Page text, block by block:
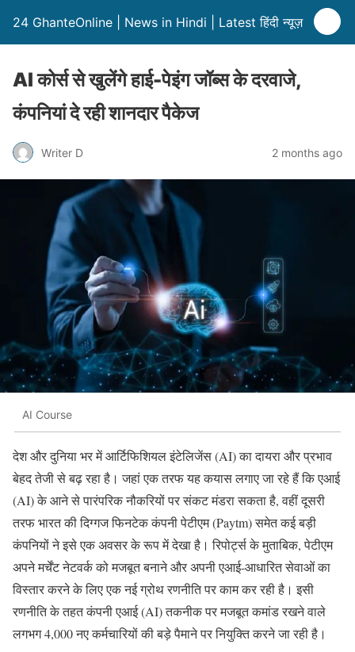
24 GhanteOnline | News in Hindi | Latest हिंदी न्यूज़
AI कोर्स से खुलेंगे हाई-पेइंग जॉब्स के दरवाजे,
कंपनियां दे रही शानदार पैकेज
Writer D 2 months ago
AI Course
देश और दुनिया भर में आर्टिफिशियल इंटेलिजेंस (AI) का दायरा और प्रभाव
बेहद तेजी से बढ़ रहा है। जहां एक तरफ यह कयास लगाए जा रहे हैं कि एआई
(AI) के आने से पारंपरिक नौकरियों पर संकट मंडरा सकता है, वहीं दूसरी
तरफ भारत की दिग्गज फिनटेक कंपनी पेटीएम (Paytm) समेत कई बड़ी
कंपनियों ने इसे एक अवसर के रूप में देखा है। रिपोर्ट्स के मुताबिक, पेटीएम
अपने मर्चेंट नेटवर्क को मजबूत बनाने और अपनी एआई-आधारित सेवाओं का
विस्तार करने के लिए एक नई ग्रोथ रणनीति पर काम कर रही है। इसी
रणनीति के तहत कंपनी एआई (AI) तकनीक पर मजबूत कमांड रखने वाले
लगभग 4,000 नए कर्मचारियों की बड़े पैमाने पर नियुक्ति करने जा रही है।